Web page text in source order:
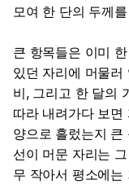
모여 한 단의 두께
큰 항목들은 이미
있던 자리에 머물러
비, 그리고 한 달의
따라 내려가다 보
양으로 흘렀는지 큰
선이 머문 자리는
무 작아서 평소에는